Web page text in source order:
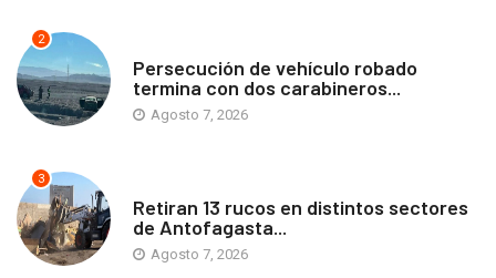
2
Persecución de vehículo robado
termina con dos carabineros...
Agosto 7, 2026
3
Retiran 13 rucos en distintos sectores
de Antofagasta...
Agosto 7, 2026